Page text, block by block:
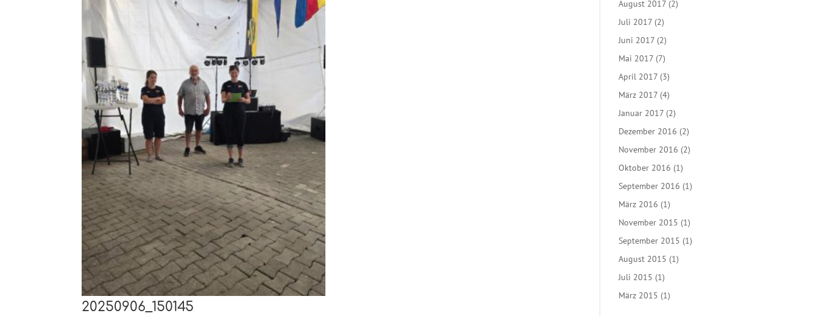
20250906_150145
August 2017 (2)
Juli 2017 (2)
Juni 2017 (2)
Mai 2017 (7)
April 2017 (3)
März 2017 (4)
Januar 2017 (2)
Dezember 2016 (2)
November 2016 (2)
Oktober 2016 (1)
September 2016 (1)
März 2016 (1)
November 2015 (1)
September 2015 (1)
August 2015 (1)
Juli 2015 (1)
März 2015 (1)